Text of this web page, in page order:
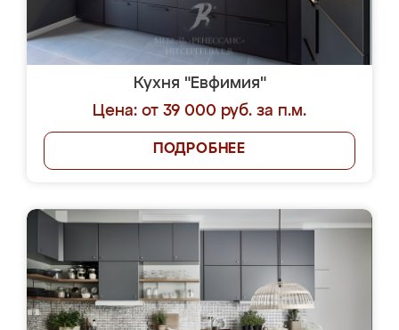
Кухня "Евфимия"
Цена: от 39 000 руб. за п.м.
ПОДРОБНЕЕ